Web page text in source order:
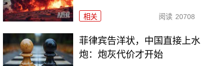
相关 阅读 20708
菲律宾告洋状，中国直接上水
炮：炮灰代价才开始